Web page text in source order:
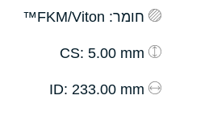
חומר: FKM/Viton™
: 5.00 mm
: 233.00 mm